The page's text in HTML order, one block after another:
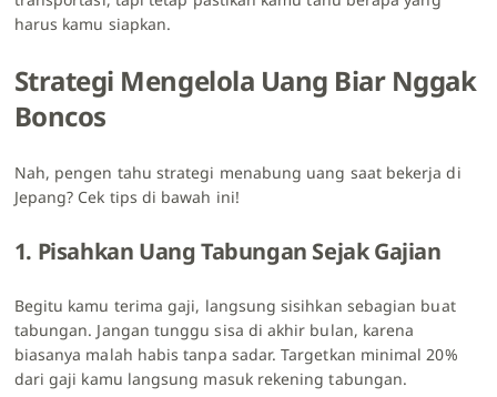
harus kamu siapkan.
Strategi Mengelola Uang Biar Nggak
Boncos
Nah, pengen tahu strategi menabung uang saat bekerja di
Jepang? Cek tips di bawah ini!
1. Pisahkan Uang Tabungan Sejak Gajian
Begitu kamu terima gaji, langsung sisihkan sebagian buat
tabungan. Jangan tunggu sisa di akhir bulan, karena
biasanya malah habis tanpa sadar. Targetkan minimal 20%
dari gaji kamu langsung masuk rekening tabungan.